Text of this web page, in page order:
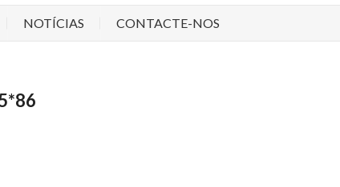
NOTÍCIAS CONTACTE-NOS